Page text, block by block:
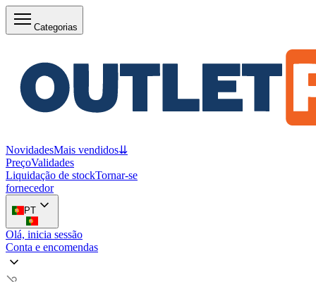
Categorias
NovidadesMais vendidos⇊
PreçoValidades
Liquidação de stockTornar-se
fornecedor
PT
Olá, inicia sessão
Conta e encomendas